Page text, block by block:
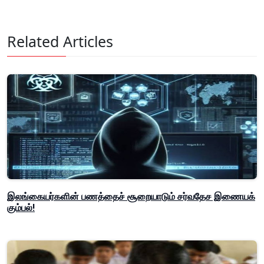
Related Articles
இலங்கையர்களின் பணத்தைச் சூறையாடும் சர்வதேச இணையக்
கும்பல்!